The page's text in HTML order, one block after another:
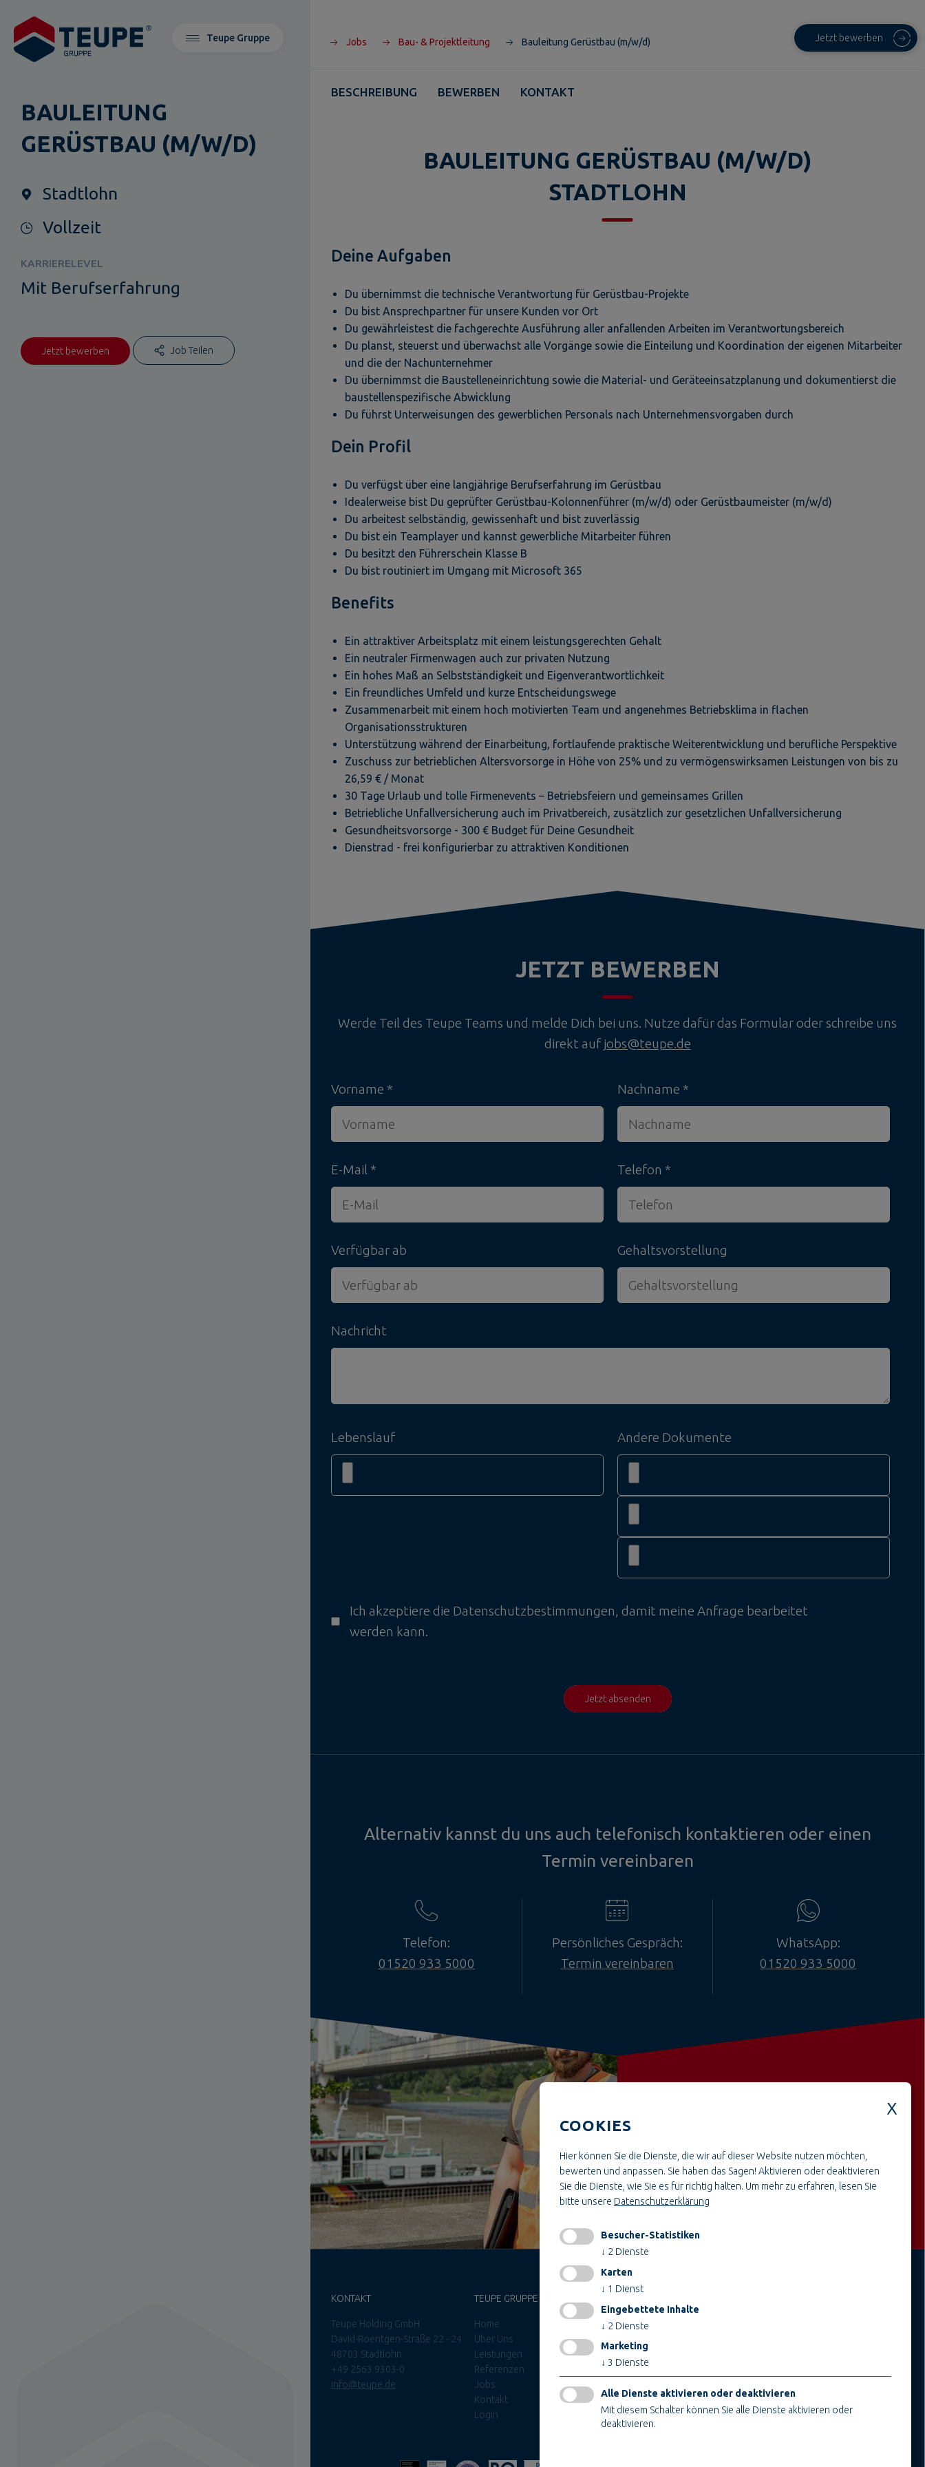
Teupe Gruppe Jetzt bewerben
BAULEITUNG
GERÜSTBAU (M/W/D)
Stadtlohn
Vollzeit
KARRIERELEVEL
Mit Berufserfahrung
Jetzt bewerben Job Teilen
Jobs Bau- & Projektleitung Bauleitung Gerüstbau (m/w/d)
BESCHREIBUNG BEWERBEN KONTAKT
BAULEITUNG GERÜSTBAU (M/W/D)
STADTLOHN
Deine Aufgaben
Du übernimmst die technische Verantwortung für Gerüstbau-Projekte
Du bist Ansprechpartner für unsere Kunden vor Ort
Du gewährleistest die fachgerechte Ausführung aller anfallenden Arbeiten im Verantwortungsbereich
Du planst, steuerst und überwachst alle Vorgänge sowie die Einteilung und Koordination der eigenen Mitarbeiter
und die der Nachunternehmer
Du übernimmst die Baustelleneinrichtung sowie die Material- und Geräteeinsatzplanung und dokumentierst die
baustellenspezifische Abwicklung
Du führst Unterweisungen des gewerblichen Personals nach Unternehmensvorgaben durch
Dein Profil
Du verfügst über eine langjährige Berufserfahrung im Gerüstbau
Idealerweise bist Du geprüfter Gerüstbau-Kolonnenführer (m/w/d) oder Gerüstbaumeister (m/w/d)
Du arbeitest selbständig, gewissenhaft und bist zuverlässig
Du bist ein Teamplayer und kannst gewerbliche Mitarbeiter führen
Du besitzt den Führerschein Klasse B
Du bist routiniert im Umgang mit Microsoft 365
Benefits
Ein attraktiver Arbeitsplatz mit einem leistungsgerechten Gehalt
Ein neutraler Firmenwagen auch zur privaten Nutzung
Ein hohes Maß an Selbstständigkeit und Eigenverantwortlichkeit
Ein freundliches Umfeld und kurze Entscheidungswege
Zusammenarbeit mit einem hoch motivierten Team und angenehmes Betriebsklima in flachen
Organisationsstrukturen
Unterstützung während der Einarbeitung, fortlaufende praktische Weiterentwicklung und berufliche Perspektive
Zuschuss zur betrieblichen Altersvorsorge in Höhe von 25% und zu vermögenswirksamen Leistungen von bis zu
26,59 € / Monat
30 Tage Urlaub und tolle Firmenevents – Betriebsfeiern und gemeinsames Grillen
Betriebliche Unfallversicherung auch im Privatbereich, zusätzlich zur gesetzlichen Unfallversicherung
Gesundheitsvorsorge - 300 € Budget für Deine Gesundheit
Dienstrad - frei konfigurierbar zu attraktiven Konditionen
JETZT BEWERBEN
Werde Teil des Teupe Teams und melde Dich bei uns. Nutze dafür das Formular oder schreibe uns
direkt aufjobs@teupe.de
Vorname Nachname
E-Mail Telefon
Verfügbar ab Gehaltsvorstellung
Nachricht
Lebenslauf Andere Dokumente
Ich akzeptiere die Datenschutzbestimmungen, damit meine Anfrage bearbeitet
werden kann.
Jetzt absenden
Alternativ kannst du uns auch telefonisch kontaktieren oder einen
Termin vereinbaren
Telefon:
01520 933 5000
Persönliches Gespräch:
Termin vereinbaren
WhatsApp:
01520 933 5000
BereichBau- & Projektleitung
KONTAKT
Teupe Holding GmbH
David-Roentgen-Straße 22 - 24
48703 Stadtlohn
+49 2563 9303-0
info@teupe.de
TEUPE GRUPPE
Home
Über Uns
Leistungen
Referenzen
Jobs
Kontakt
Login
Ausbildung & Studium
Bau- & Projektleitung
Administration & Verwaltung
Handwerk & Montage
COOKIES
Hier können Sie die Dienste, die wir auf dieser Website nutzen möchten,
bewerten und anpassen. Sie haben das Sagen! Aktivieren oder deaktivieren
Sie die Dienste, wie Sie es für richtig halten. Um mehr zu erfahren, lesen Sie
bitte unsere Datenschutzerklärung
Besucher-Statistiken
↓ 2 Dienste
Karten
↓ 1 Dienst
Eingebettete Inhalte
↓ 2 Dienste
Marketing
↓ 3 Dienste
Alle Dienste aktivieren oder deaktivieren
Mit diesem Schalter können Sie alle Dienste aktivieren oder
deaktivieren.